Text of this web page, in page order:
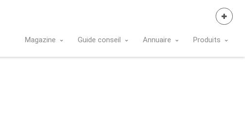
Magazine Guide conseil Annuaire Produits